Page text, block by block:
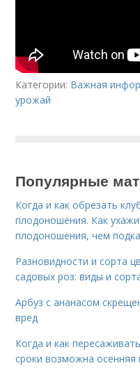
Категории: Важная
урожай
Популярные
Когда и как обрезать
плодоношения. Как
плодоношения, чем
Разновидности и сорта
садовых роз: виды и
Арбуз с ананасом
вред
Когда и как
сроки возможна осенняя